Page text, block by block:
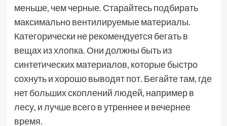
меньше, чем черные. Старайтесь подбирать
максимально вентилируемые материалы.
Категорически не рекомендуется бегать в
вещах из хлопка. Они должны быть из
синтетических материалов, которые быстро
сохнуть и хорошо выводят пот. Бегайте там, где
нет больших скоплений людей, например в
лесу, и лучше всего в утреннее и вечернее
время.